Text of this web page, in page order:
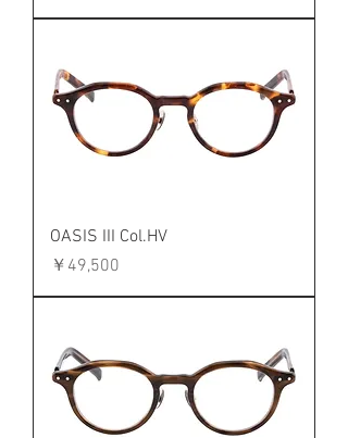
OASIS III Col.HV
価格
￥49,500